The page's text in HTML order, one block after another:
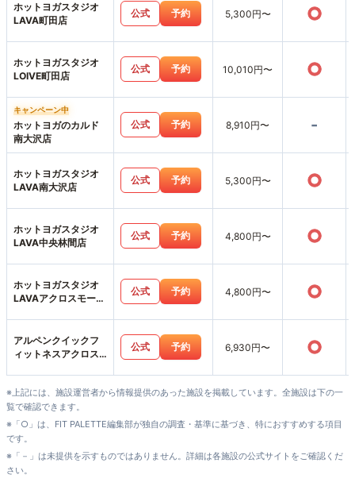
ホットヨガスタジオ
LAVA町田店
公式 予約 5,300円〜 ○
ホットヨガスタジオ
LOIVE町田店
公式 予約 10,010円〜 ○
キャンペーン中
ホットヨガのカルド
南大沢店
公式 予約 8,910円〜 -
ホットヨガスタジオ
LAVA南大沢店
公式 予約 5,300円〜 ○
ホットヨガスタジオ
LAVA中央林間店
公式 予約 4,800円〜 ○
ホットヨガスタジオ
LAVAアクロスモール
公式 予約 4,800円〜 ○
アルペンクイックフ
ィットネスアクロス
公式 予約 6,930円〜 ○
※上記には、施設運営者から情報提供のあった施設を掲載しています。全施設は下の一
覧で確認できます。
※「○」は、FIT PALETTE編集部が独自の調査・基準に基づき、特におすすめする項目
です。
※「－」は未提供を示すものではありません。詳細は各施設の公式サイトをご確認くだ
さい。